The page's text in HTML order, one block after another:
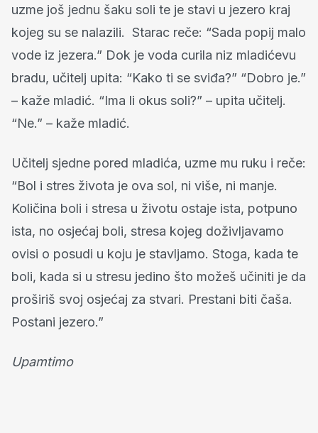
uzme još jednu šaku soli te je stavi u jezero kraj
kojeg su se nalazili. Starac reče: “Sada popij malo
vode iz jezera.” Dok je voda curila niz mladićevu
bradu, učitelj upita: “Kako ti se sviđa?” “Dobro je.”
– kaže mladić. “Ima li okus soli?” – upita učitelj.
“Ne.” – kaže mladić.
Učitelj sjedne pored mladića, uzme mu ruku i reče:
“Bol i stres života je ova sol, ni više, ni manje.
Količina boli i stresa u životu ostaje ista, potpuno
ista, no osjećaj boli, stresa kojeg doživljavamo
ovisi o posudi u koju je stavljamo. Stoga, kada te
boli, kada si u stresu jedino što možeš učiniti je da
proširiš svoj osjećaj za stvari. Prestani biti čaša.
Postani jezero.”
Upamtimo